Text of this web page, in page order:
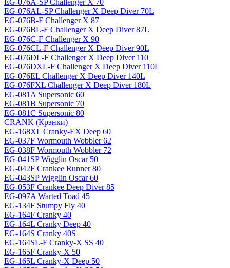
EG-076A-SP Challenger X 70
EG-076AL-SP Challenger X Deep Diver 70L
EG-076B-F Challenger X 87
EG-076BL-F Challenger X Deep Diver 87L
EG-076C-F Challenger X 90
EG-076CL-F Challenger X Deep Diver 90L
EG-076DL-F Challenger X Deep Diver 110
EG-076DXL-F Challenger X Deep Diver 110L
EG-076EL Challenger X Deep Diver 140L
EG-076FXL Challenger X Deep Diver 180L
EG-081A Supersonic 60
EG-081B Supersonic 70
EG-081C Supersonic 80
CRANK (Крэнки)
EG-168XL Cranky-EX Deep 60
EG-037F Wormouth Wobbler 62
EG-038F Wormouth Wobbler 72
EG-041SP Wigglin Oscar 50
EG-042F Crankee Runner 80
EG-043SP Wigglin Oscar 60
EG-053F Crankee Deep Diver 85
EG-097A Warted Toad 45
EG-134F Stumpy Fly 40
EG-164F Cranky 40
EG-164L Cranky Deep 40
EG-164S Cranky 40S
EG-164SL-F Cranky-X SS 40
EG-165F Cranky-X 50
EG-165L Cranky-X Deep 50